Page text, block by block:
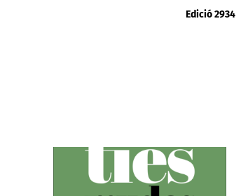
Edició 2934